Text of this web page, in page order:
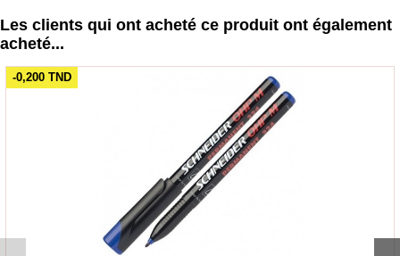
Les clients qui ont acheté ce produit ont également
acheté...
-0,200 TND